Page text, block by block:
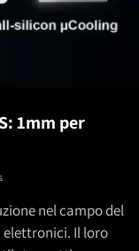
1mm per
nel campo del
Il loro